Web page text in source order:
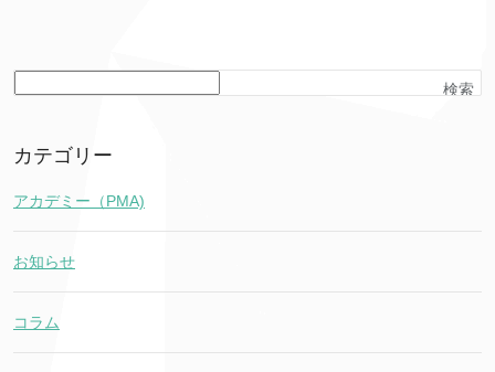
検索
カテゴリー
アカデミー（PMA)
お知らせ
コラム